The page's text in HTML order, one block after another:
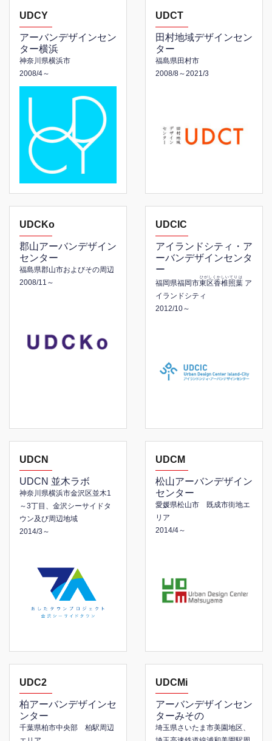
UDCY
アーバンデザインセン
ター横浜
神奈川県横浜市
2008/4～
UDCT
田村地域デザインセン
ター
福島県田村市
2008/8～2021/3
UDCKo
郡山アーバンデザイン
センター
福島県郡山市およびその周辺
2008/11～
UDCIC
アイランドシティ・ア
ーバンデザインセンタ
ー
福岡県福岡市東区香椎照葉
ひがしくかしいてりは
ア
イランドシティ
2012/10～
UDCN
UDCN 並木ラボ
神奈川県横浜市金沢区並木1
～3丁目、金沢シーサイドタ
ウン及び周辺地域
2014/3～
UDCM
松山アーバンデザイン
センター
愛媛県松山市 既成市街地エ
リア
2014/4～
UDC2
柏アーバンデザインセ
ンター
千葉県柏市中央部 柏駅周辺
UDCMi
アーバンデザインセン
ターみその
埼玉県さいたま市美園地区、